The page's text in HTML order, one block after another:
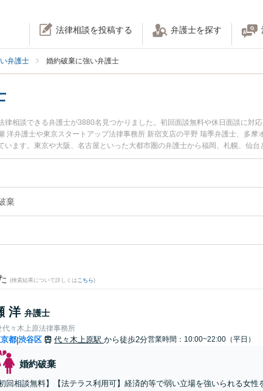
法律相談を投稿する 弁護士を探す
弁護士 婚約破棄に強い弁護士
律相談できる弁護士が3880名見つかりました。初回面談無料や休日面談に対
洋弁護士や東京スタートアップ法律事務所 新宿支店の平野 瑞季弁護士、多
います。東京や大阪、名古屋といった大都市圏の弁護士から福岡、札幌、仙
い。『東京都内で土日や夜間に発生した婚約破棄のトラブルを今すぐに弁護
で婚約破棄の問題を法律相談できる名古屋市内の弁護士に相談予約したい』な
棄
(検索結果について詳しくは こちら)
洋 弁護士
代々木上原法律事務所
都|渋谷区 代々木上原駅 から徒歩2分営業時間：10:00~22:00（平日）
婚約破棄
初回相談無料】【法テラス利用可】経済的等で弱い立場を強いられる女